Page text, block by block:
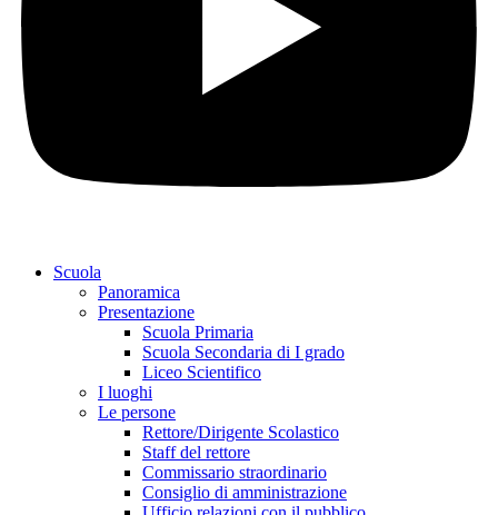
Scuola
Panoramica
Presentazione
Scuola Primaria
Scuola Secondaria di I grado
Liceo Scientifico
I luoghi
Le persone
Rettore/Dirigente Scolastico
Staff del rettore
Commissario straordinario
Consiglio di amministrazione